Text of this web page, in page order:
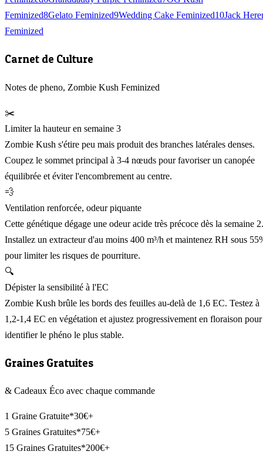
Feminized8Gelato Feminized9Wedding Cake Feminized10Jack
Feminized
Carnet de Culture
Notes de pheno, Zombie Kush Feminized
✂️
Limiter la hauteur en semaine 3
Zombie Kush s'étire peu mais produit des branches latérales denses.
Coupez le sommet principal à 3-4 nœuds pour favoriser un canopée
équilibrée et éviter l'encombrement au centre.
💨
Ventilation renforcée, odeur piquante
Cette génétique dégage une odeur acide très précoce dès la semaine 2.
Installez un extracteur d'au moins 400 m³/h et maintenez RH sous
pour limiter les risques de pourriture.
🔍
Dépister la sensibilité à l'EC
Zombie Kush brûle les bords des feuilles au-delà de 1,6 EC. Testez à
1,2-1,4 EC en végétation et ajustez progressivement en floraison pour
identifier le phéno le plus stable.
Graines Gratuites
& Cadeaux Éco avec chaque commande
1 Graine Gratuite*30€+
5 Graines Gratuites*75€+
15 Graines Gratuites*200€+